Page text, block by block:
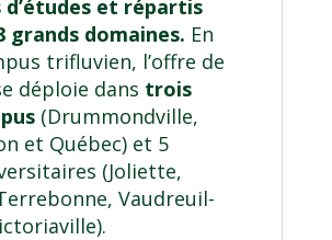
et répartis
grands domaines. En
trifluvien, l’offre de
déploie dans trois
(Drummondville,
et Québec) et 5
(Joliette,
Vaudreuil-